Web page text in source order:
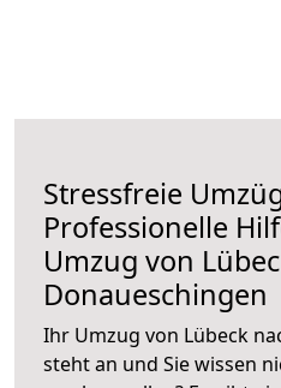
Stressfreie
Professionelle
Umzug von
Donaueschingen
Ihr Umzug von Lübeck
steht an und Sie wissen